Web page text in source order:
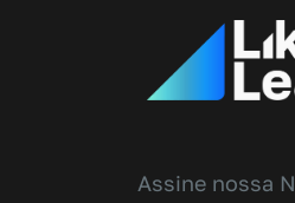
Assine nossa